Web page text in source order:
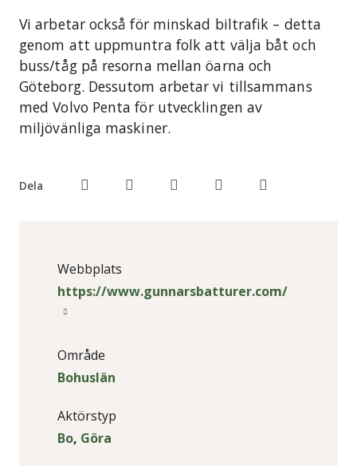
Vi arbetar också för minskad biltrafik – detta
genom att uppmuntra folk att välja båt och
buss/tåg på resorna mellan öarna och
Göteborg. Dessutom arbetar vi tillsammans
med Volvo Penta för utvecklingen av
miljövänliga maskiner.
Dela
Webbplats
https://www.gunnarsbatturer.com/
Område
Bohuslän
Aktörstyp
Bo, Göra